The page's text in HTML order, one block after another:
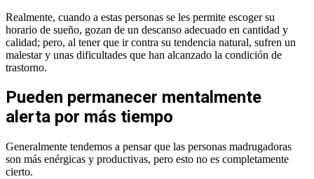
Realmente, cuando a estas personas se les permite escoger su
horario de sueño, gozan de un descanso adecuado en cantidad y
calidad; pero, al tener que ir contra su tendencia natural, sufren un
malestar y unas dificultades que han alcanzado la condición de
trastorno.
Pueden permanecer mentalmente
alerta por más tiempo
Generalmente tendemos a pensar que las personas madrugadoras
son más enérgicas y productivas, pero esto no es completamente
cierto.